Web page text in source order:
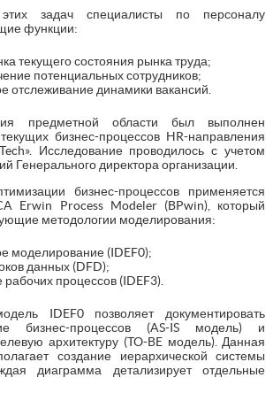
задач специалисты по персоналу
функции:
текущего состояния рынка труда;
потенциальных сотрудников;
отслеживание динамики вакансий.
предметной области был выполнен
бизнес-процессов HR-направления
Исследование проводилось с учетом
Генерального директора организации.
бизнес-процессов применяется
Erwin Process Modeler (BPwin), который
методологии моделирования:
моделирование (IDEF0);
данных (DFD);
процессов (IDEF3).
IDEF0 позволяет документировать
бизнес-процессов (AS-IS модель) и
архитектуру (TO-BE модель). Данная
создание иерархической системы
диаграмма детализирует отдельные